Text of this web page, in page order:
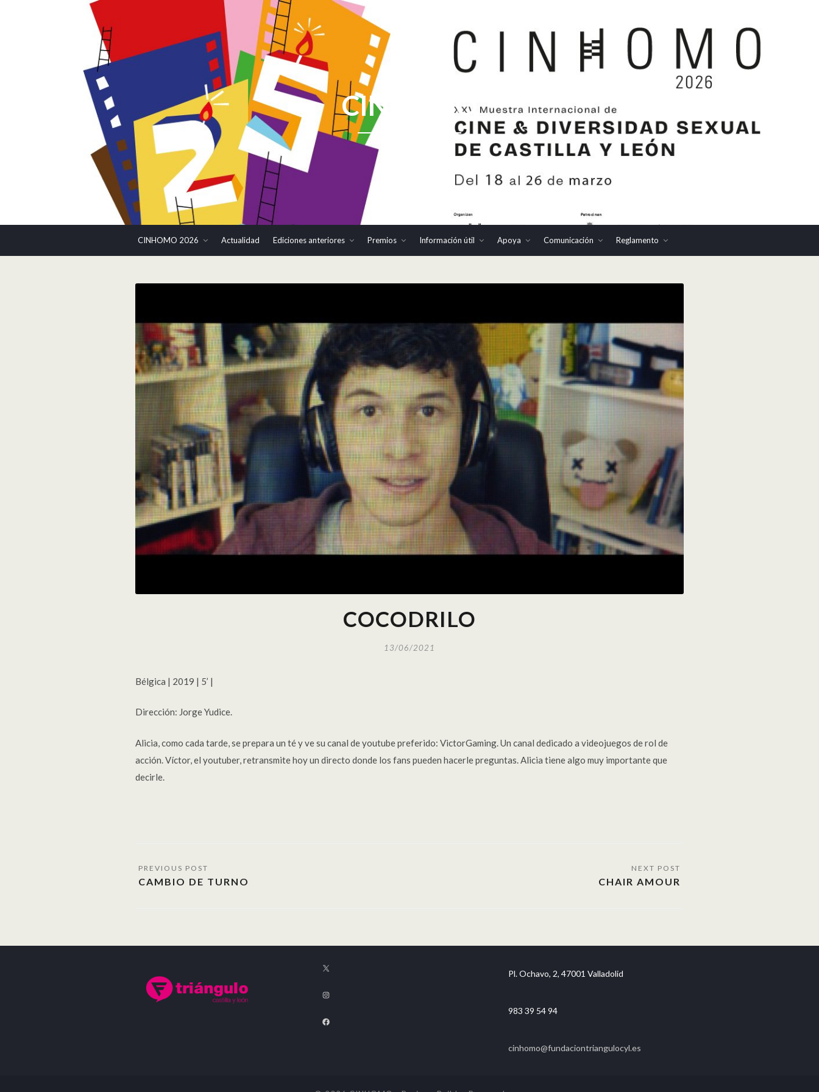
CINHOMO
CINHOMO 2026 Actualidad Ediciones anteriores Premios Información útil Apoya Comunicación Reglamento
COCODRILO
13/06/2021
Bélgica | 2019 | 5’ |
Dirección: Jorge Yudice.
Alicia, como cada tarde, se prepara un té y ve su canal de youtube preferido: VictorGaming. Un canal dedicado a videojuegos de rol de
acción. Víctor, el youtuber, retransmite hoy un directo donde los fans pueden hacerle preguntas. Alicia tiene algo muy importante que
decirle.
CAMBIO DE TURNO CHAIR AMOUR
Pl. Ochavo, 2, 47001 Valladolid
983 39 54 94
cinhomo@fundaciontriangulocyl.es